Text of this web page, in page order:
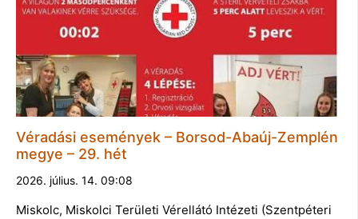
Véradási események – Borsod-Abaúj-Zemplén
megye – 29. hét
2026. július. 14. 09:08
Miskolc, Miskolci Területi Vérellátó Intézeti (Szentpéteri